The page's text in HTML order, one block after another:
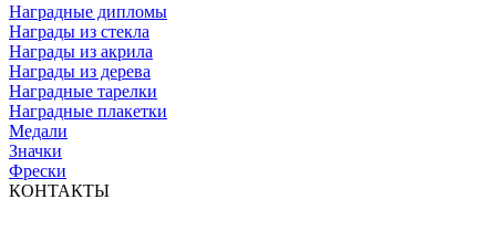
Наградные дипломы
Награды из стекла
Награды из акрила
Награды из дерева
Наградные тарелки
Наградные плакетки
Медали
Значки
Фрески
КОНТАКТЫ